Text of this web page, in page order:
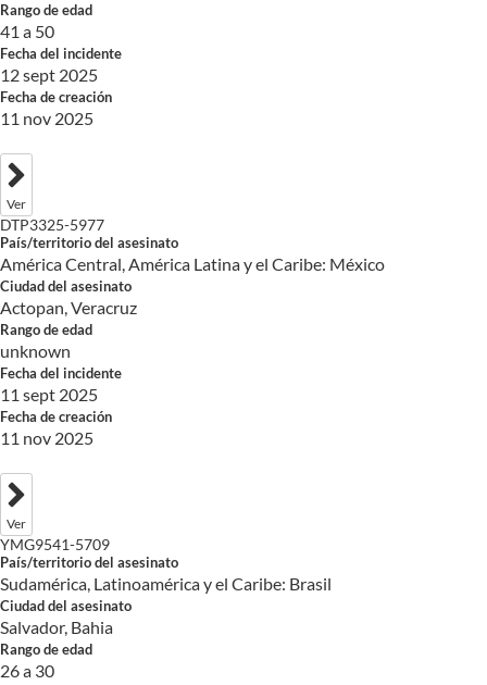
Rango de edad
41 a 50
Fecha del incidente
12 sept 2025
Fecha de creación
11 nov 2025
Ver
DTP3325-5977
País/territorio del asesinato
América Central, América Latina y el Caribe: México
Ciudad del asesinato
Actopan, Veracruz
Rango de edad
unknown
Fecha del incidente
11 sept 2025
Fecha de creación
11 nov 2025
Ver
YMG9541-5709
País/territorio del asesinato
Sudamérica, Latinoamérica y el Caribe: Brasil
Ciudad del asesinato
Salvador, Bahia
Rango de edad
26 a 30